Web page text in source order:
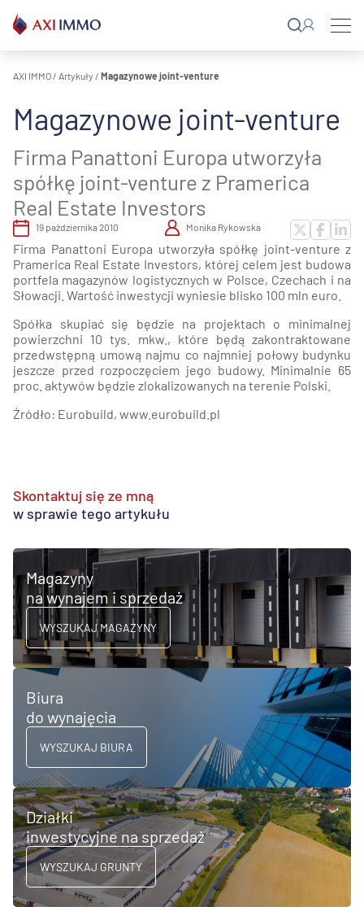
do
treści
AXI IMMO / Artykuły / Magazynowe joint-venture
Magazynowe joint-venture
Firma Panattoni Europa utworzyła
spółkę joint-venture z Pramerica
Real Estate Investors
19 października 2010 Monika Rykowska
Firma Panattoni Europa utworzyła spółkę joint-venture z
Pramerica Real Estate Investors, której celem jest budowa
portfela magazynów logistycznych w Polsce, Czechach i na
Słowacji. Wartość inwestycji wyniesie blisko 100 mln euro.
Spółka skupiać się będzie na projektach o minimalnej
powierzchni 10 tys. mkw., które będą zakontraktowane
przedwstępną umową najmu co najmniej połowy budynku
jeszcze przed rozpoczęciem jego budowy. Minimalnie 65
proc. aktywów będzie zlokalizowanych na terenie Polski.
Źródło: Eurobuild, www.eurobuild.pl
Skontaktuj się ze mną
w sprawie tego artykułu
Magazyny
na wynajem i sprzedaż
WYSZUKAJ MAGAZYNY
Biura
do wynajęcia
WYSZUKAJ BIURA
Działki
inwestycyjne na sprzedaż
WYSZUKAJ GRUNTY